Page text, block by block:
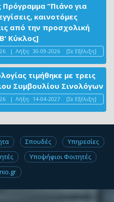
“Πιάνο για
καινοτόμες
από την προσχολική
Κύκλος]
| Λήξη: 30-09-2026 [Σε Εξέλιξη]
τιμήθηκε με τρεις
Συμβουλίου Σινολόγων
| Λήξη: 14-04-2027 [Σε Εξέλιξη]
Σπουδές
Υπηρεσίες
Υποψήφιοι Φοιτητές